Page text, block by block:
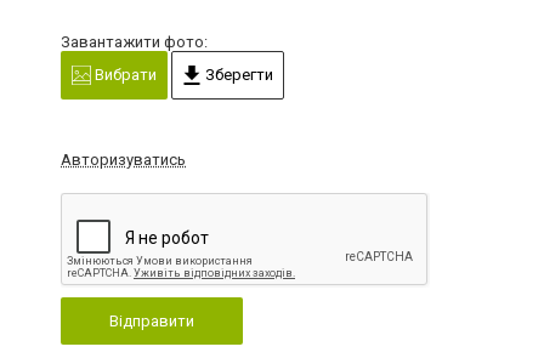
Завантажити фото:
Вибрати
Зберегти
Авторизуватись
Відправити